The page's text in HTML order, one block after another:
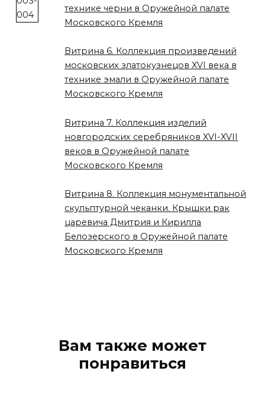
технике черни в Оружейной палате
Московского Кремля
Витрина 6. Коллекция произведений
московских златокузнецов XVI века в
технике эмали в Оружейной палате
Московского Кремля
Витрина 7. Коллекция изделий
новгородских серебряников XVI-XVII
веков в Оружейной палате
Московского Кремля
Витрина 8. Коллекция монументальной
скульптурной чеканки. Крышки рак
царевича Дмитрия и Кирилла
Белозерского в Оружейной палате
Московского Кремля
Вам также может
понравиться